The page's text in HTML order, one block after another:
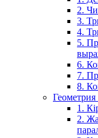
2.
3.
4.
5.
6.
7.
8.
Геометрия
1.
2.